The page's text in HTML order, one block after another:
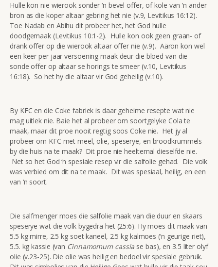
Hulle kon nie wierook sonder ‘n bevel offer, of kole van ‘n ander
bron as die koper altaar gebring het nie (v.9, Levitikus 16:12).
Toe Nadab en Abihu dit probeer het, het God hulle
doodgemaak (Levitikus 10:1-2). Hulle kon ook geen graan- of
drank offer op die wierook altaar offer nie (v.9). Aäron kon wel
een keer per jaar versoening maak deur die bloed van die
sonde offer op altaar se horings te smeer (v.10, Levitikus
16:18). So het hy die altaar vir God geheilig (v.10).
By KFC en die Coke fabriek is daar geheime resepte wat nie
mag uitlek nie. Baie het al probeer om soortgelyke Cola te
maak, maar dit proe nooit regtig soos Coke nie. Het jy al
probeer om KFC met meel, olie, speserye, en broodkrummels
by die huis na te maak? Dit proe nie heeltemal dieselfde nie.
Net so het God ‘n spesiale resep vir die salfolie gehad. Die volk
was verbied om dit na te maak. Dit was spesiaal, heilig, en een
van ‘n soort.
Die salfmenger moes die salfolie maak van die duur en skaars
speserye wat die volk bygedra het (25:6). Hy moes dit maak van
5.5 kg mirre, 2.5 kg soet kaneel, 2.5 kg kalmoes (‘n geurige riet),
5.5. kg kassie (van Cinnamomum cassia se bas), en 3.5 liter olyf
olie (v.23-25). Die olie was heilig en bedoel vir spesiale gebruik.